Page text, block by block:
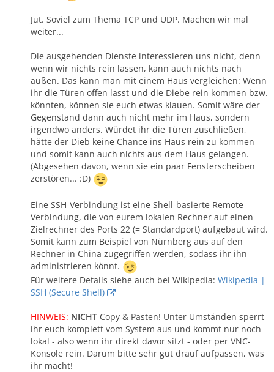
Jut. Soviel zum Thema TCP und UDP. Machen wir mal
weiter...
Die ausgehenden Dienste interessieren uns nicht, denn
wenn wir nichts rein lassen, kann auch nichts nach
außen. Das kann man mit einem Haus vergleichen: Wenn
ihr die Türen offen lasst und die Diebe rein kommen bzw.
könnten, können sie euch etwas klauen. Somit wäre der
Gegenstand dann auch nicht mehr im Haus, sondern
irgendwo anders. Würdet ihr die Türen zuschließen,
hätte der Dieb keine Chance ins Haus rein zu kommen
und somit kann auch nichts aus dem Haus gelangen.
(Abgesehen davon, wenn sie ein paar Fensterscheiben
zerstören... :D)
Eine SSH-Verbindung ist eine Shell-basierte Remote-
Verbindung, die von eurem lokalen Rechner auf einen
Zielrechner des Ports 22 (= Standardport) aufgebaut wird.
Somit kann zum Beispiel von Nürnberg aus auf den
Rechner in China zugegriffen werden, sodass ihr ihn
administrieren könnt.
Für weitere Details siehe auch bei Wikipedia: Wikipedia |
SSH (Secure Shell)
HINWEIS: NICHT Copy & Pasten! Unter Umständen sperrt
ihr euch komplett vom System aus und kommt nur noch
lokal - also wenn ihr direkt davor sitzt - oder per VNC-
Konsole rein. Darum bitte sehr gut drauf aufpassen, was
ihr macht!